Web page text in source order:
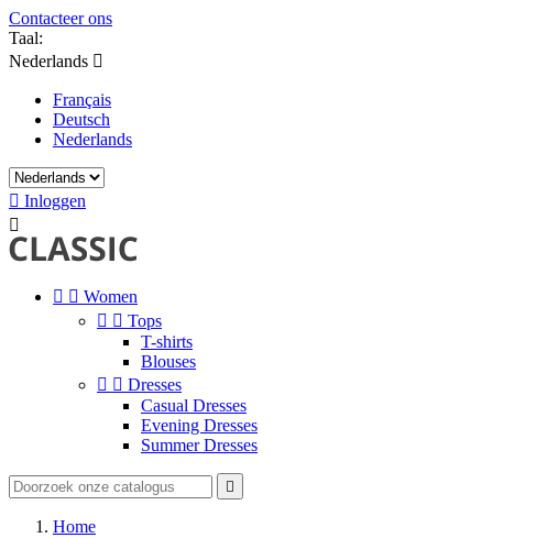
Contacteer ons
Taal:
Nederlands 
Français
Deutsch
Nederlands
 Inloggen

  Women
  Tops
T-shirts
Blouses
  Dresses
Casual Dresses
Evening Dresses
Summer Dresses

Home